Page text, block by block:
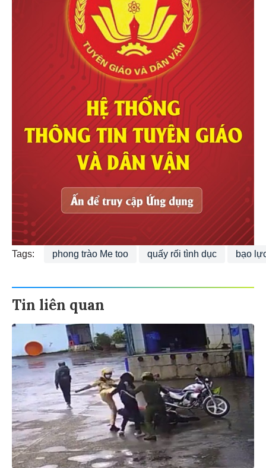
Tags: phong trào Me too quấy rối tình dục bạo
Tin liên quan